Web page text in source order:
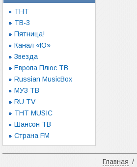
ТНТ
ТВ-3
Пятница!
Канал «Ю»
Звезда
Европа Плюс ТВ
Russian MusicBox
МУЗ ТВ
RU TV
ТНТ MUSIC
Шансон ТВ
Страна FM
Главная /